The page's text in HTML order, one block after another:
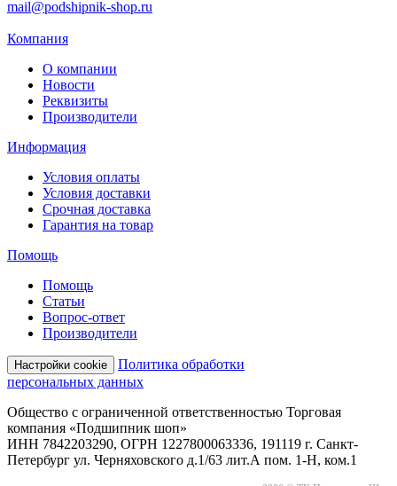
mail@podshipnik-shop.ru
Компания
О компании
Новости
Реквизиты
Производители
Информация
Условия оплаты
Условия доставки
Срочная доставка
Гарантия на товар
Помощь
Помощь
Статьи
Вопрос-ответ
Производители
Настройки cookie
Политика обработки
персональных данных
Общество с ограниченной ответственностью Торговая
компания «Подшипник шоп»
ИНН 7842203290, ОГРН 1227800063336, 191119 г. Санкт-
Петербург ул. Черняховского д.1/63 лит.А пом. 1-Н, ком.1